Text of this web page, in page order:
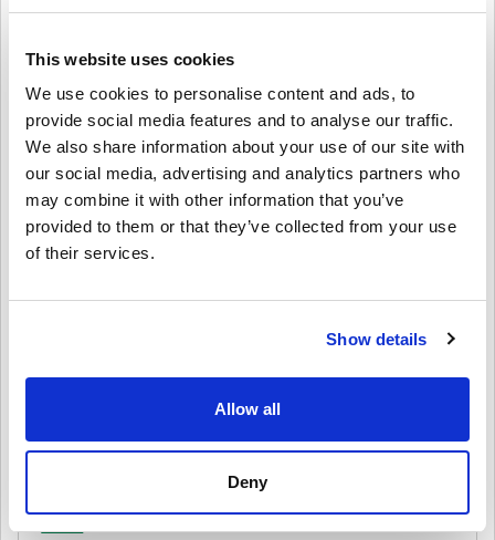
This website uses cookies
We use cookies to personalise content and ads, to
provide social media features and to analyse our traffic.
We also share information about your use of our site with
our social media, advertising and analytics partners who
may combine it with other information that you’ve
provided to them or that they’ve collected from your use
of their services.
Show details
Allow all
Deny
So funktioniert es bei Livecards.net
Neu bei Livecards.net? Digitale Codes zu kaufen ist schnell und
einfach:
Disclaimer
VorbestellungProdukte werden spätestens am
angegebenen Erscheinungstag des Spieles zugesendet.
Produkte die auf Lager sind werden dir umgehend, nach
einem kleinen Sicherheitscheck zugesendet.
Nutzung erwecken, werden nicht angenommen.
Für mehr Infos kannst du gerne unsereFAQsSeite
Sollte es irgendein Problem mit einem Kauf geben, so
kontaktiere uns bitte über unserKontaktformular
Diese downloadbaren Codes wurden vom Spieleentwickler
selbst produziert, daher handelt es sich um
Diese Codes haben kein Verfallsdatum.
Original Basisspiel haben um diese Erweiterung spielen zu
Schreibe eine Bewertung
Aaron 23-08-2025
Der Code hat funktioniert, aber es hat etwas länger gedauert,
ihn zu erhalten, als erwartet.
5/5